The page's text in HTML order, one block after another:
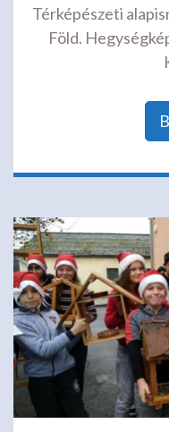
Térképészeti
Föld.